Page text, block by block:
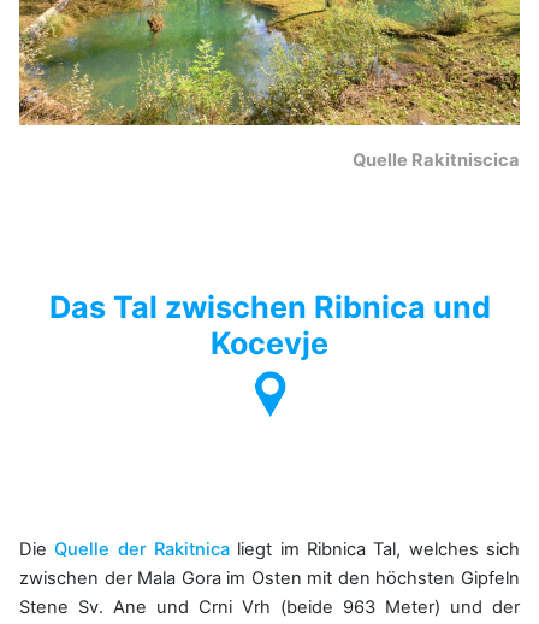
Quelle Rakitniscica
Das Tal zwischen Ribnica und
Kocevje
DieQuelle der Rakitnica liegt im Ribnica Tal, welches sich
zwischen der Mala Gora im Osten mit den höchsten Gipfeln
Stene Sv. Ane und Crni Vrh (beide 963 Meter) und der